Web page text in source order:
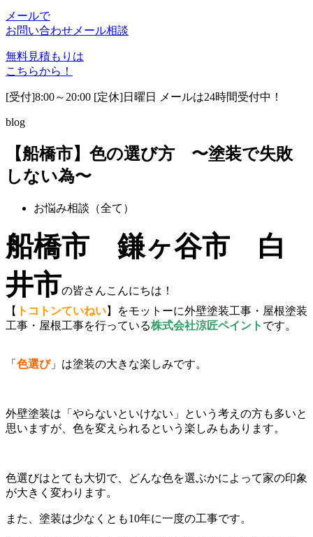
メールで
お問い合わせ メール相談
無料見積もりは
こちらから！
[受付]8:00～20:00 [定休]日曜日 メールは24時間受付中！
blog
【船橋市】色の選び方 〜塗装で失敗
しない為〜
お悩み相談（全て）
船橋市 鎌ヶ谷市 白
井市の皆さんこんにちは！
【 トコトンていねい】をモットーに外壁塗装工事・屋根塗装
工事・屋根工事を行っている株式会社涼匠ペイント です。
「 色選び」は塗装の大きな楽しみです。
外壁塗装は「やらないといけない」という考えの方も多いと
思いますが、色を変えられるという楽しみもあります。
色選びはとても大切で、どんな色を選ぶかによって家の印象
が大きく変わります。
また、塗装は少なくとも10年に一度の工事です。